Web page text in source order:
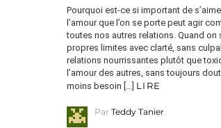
Pourquoi est-ce si important de
l’amour que l’on se porte peut agir
toutes nos autres relations. Quand on
propres limites avec clarté, sans
relations nourrissantes plutôt que
l’amour des autres, sans toujours
moins besoin […] LIRE
Par Teddy Tanier